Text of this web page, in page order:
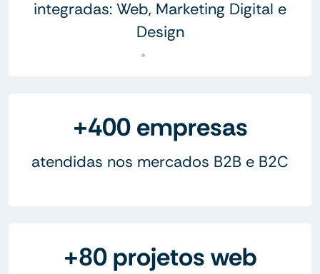
integradas: Web, Marketing Digital e
Design
+400 empresas
atendidas nos mercados B2B e B2C
+80 projetos web